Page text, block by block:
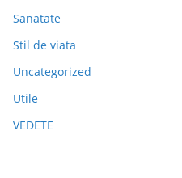
Sanatate
Stil de viata
Uncategorized
Utile
VEDETE